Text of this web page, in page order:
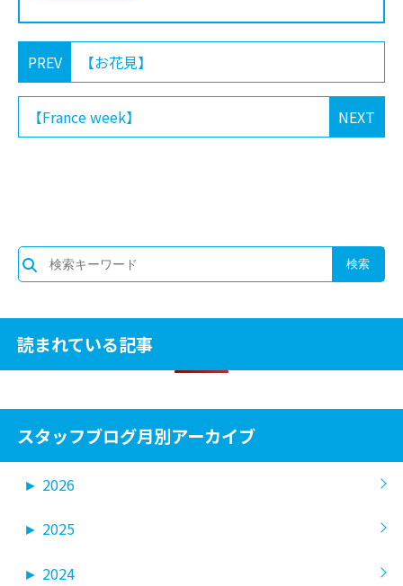
PREV 【お花見】
NEXT
【France week】
読まれている記事
スタッフブログ月別アーカイブ
► 2026
► 2025
► 2024